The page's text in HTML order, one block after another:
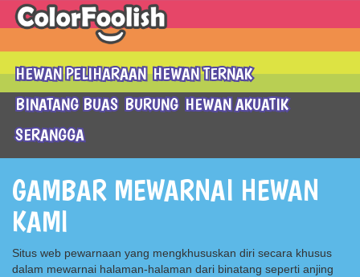
HEWAN PELIHARAAN HEWAN TERNAK
BINATANG BUAS BURUNG HEWAN AKUATIK
SERANGGA
GAMBAR MEWARNAI HEWAN
KAMI
Situs web pewarnaan yang mengkhususkan diri secara khusus
dalam mewarnai halaman-halaman dari binatang seperti anjing